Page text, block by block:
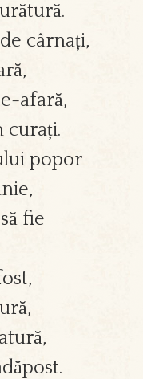
cârnați,
afară,
curați.
popor
fie